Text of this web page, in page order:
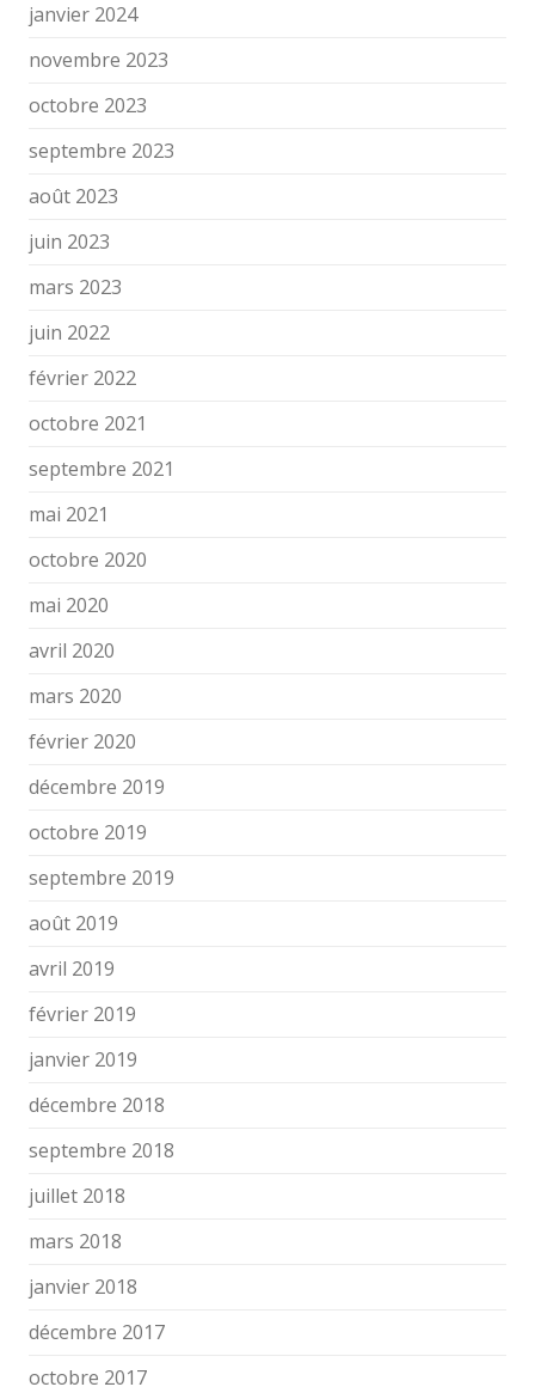
janvier 2024
novembre 2023
octobre 2023
septembre 2023
août 2023
juin 2023
mars 2023
juin 2022
février 2022
octobre 2021
septembre 2021
mai 2021
octobre 2020
mai 2020
avril 2020
mars 2020
février 2020
décembre 2019
octobre 2019
septembre 2019
août 2019
avril 2019
février 2019
janvier 2019
décembre 2018
septembre 2018
juillet 2018
mars 2018
janvier 2018
décembre 2017
octobre 2017